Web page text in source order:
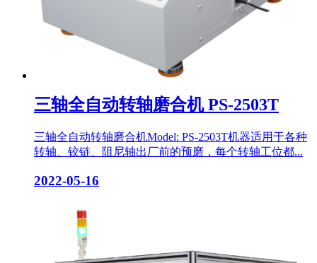
三轴全自动转轴磨合机 PS-2503T
三轴全自动转轴磨合机Model: PS-2503T机器适用于各种
转轴、铰链、阻尼轴出厂前的预磨，每个转轴工位都...
2022-05-16